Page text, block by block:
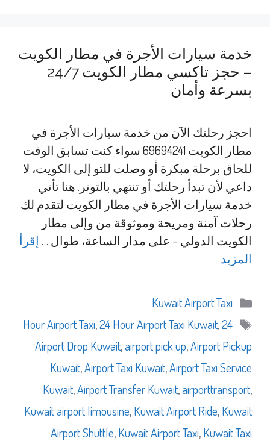
خدمة سيارات الأجرة في مطار الكويت
– حجز تاكسي مطار الكويت 24/7
بسرعة وأمان
احجز رحلتك الآن من خدمة سيارات الأجرة في
مطار الكويت 69694241 سواء كنت تسابق الوقت
للحاق برحلة مبكرة أو وصلت للتو إلى الكويت، لا
داعي لأن تبدأ رحلتك أو تنتهي بالتوتر. هنا تأتي
خدمة سيارات الأجرة في مطار الكويت لتقدم لك
رحلات آمنة ومريحة وموثوقة من وإلى مطار
الكويت الدولي – على مدار الساعة، طوال … إقرأ
المزيد
التصنيفات
Kuwait Airport Taxi
الوسوم
24 Hour Airport Taxi
,24 Hour Airport Taxi Kuwait,
Airport Drop Kuwait,airport pick up,Airport Pickup
Kuwait,Airport Taxi Kuwait,Airport Taxi Service
Kuwait,Airport Transfer Kuwait,airporttransport,
Kuwait airport limousine,Kuwait Airport Ride,Kuwait
Airport Shuttle,Kuwait Airport Taxi,Kuwait Taxi